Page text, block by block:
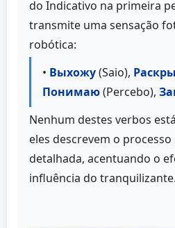
do Indicativo na primeira
transmite uma sensação
robótica:
• Выхожу(Saio),
Понимаю(Percebo),
Nenhum destes verbos
eles descrevem o
detalhada, acentuando o
influência do tranquilizante.